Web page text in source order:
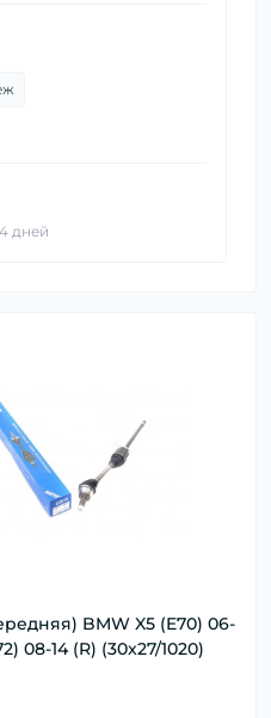
дней
BMW X5 (E70) 06-
08-14 (R) (30x27/1020)